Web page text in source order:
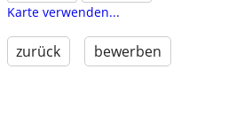
Karte verwenden...
zurück bewerben